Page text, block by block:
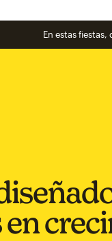
En estas
en